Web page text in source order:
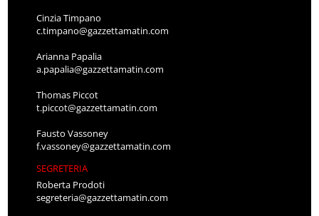
Cinzia Timpano
c.timpano@gazzettamatin.com
Arianna Papalia
a.papalia@gazzettamatin.com
Thomas Piccot
t.piccot@gazzettamatin.com
Fausto Vassoney
f.vassoney@gazzettamatin.com
SEGRETERIA
Roberta Prodoti
segreteria@gazzettamatin.com